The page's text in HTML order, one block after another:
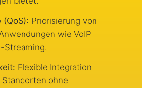
(QoS): Priorisierung von
wie VoIP
Streaming.
Flexible Integration
Standorten ohne